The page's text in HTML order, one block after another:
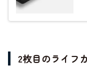
2枚目のライフ